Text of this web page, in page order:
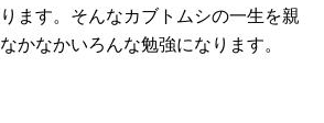
ます。そんなカブトムシの一生を親
かなかいろんな勉強になります。